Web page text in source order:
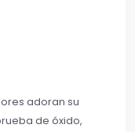
adoran su
de óxido,